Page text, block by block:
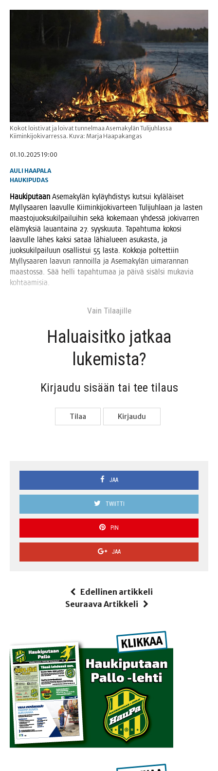
Kokot loistivat ja loivat tunnelmaa Asemakylän Tulijuhlassa
Kiiminkijokivarressa. Kuva: Marja Haapakangas
01.10.2025 19:00
AULI HAAPALA
HAUKIPUDAS
Hau­ki­pu­taan Ase­ma­ky­län kyläyh­dis­tys kut­sui kylä­läi­set
Myl­ly­saa­ren laa­vul­le Kii­min­ki­jo­ki­var­teen Tuli­juh­laan ja las­ten
maas­to­juok­su­kil­pai­lui­hin sekä koke­maan yhdes­sä joki­var­ren
elä­myk­siä lau­an­tai­na 27. syys­kuu­ta. Tapah­tu­ma koko­si
laa­vul­le lähes kak­si sataa lähia­lu­een asu­kas­ta, ja
juok­su­kil­pai­luun osal­lis­tui 55 las­ta. Kok­ko­ja pol­tet­tiin
Myl­ly­saa­ren laa­vun ran­noil­la ja Ase­ma­ky­län uima­ran­nan
maas­tos­sa. Sää hel­li tapah­tu­maa ja päi­vä sisäl­si muka­via
kohtaamisia.
Vain Tilaa­jil­le
Haluai­sit­ko jat­kaa
lukemista?
Kir­jau­du sisään tai tee tilaus
Tilaa Kir­jau­du
JAA
TWIITTI
PIN
JAA
Edellinen artikkeli
Seuraava Artikkeli